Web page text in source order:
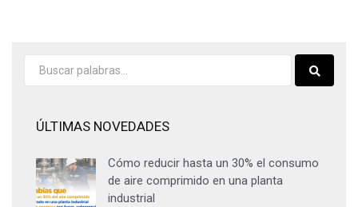
ÚLTIMAS NOVEDADES
Cómo reducir hasta un 30% el consumo
de aire comprimido en una planta
industrial